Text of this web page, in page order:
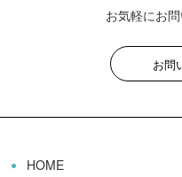
お気軽にお問
お
HOME